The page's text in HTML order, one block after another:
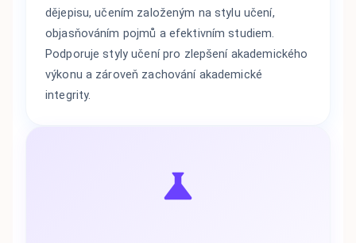
dějepisu, učením založeným na stylu učení,
objasňováním pojmů a efektivním studiem.
Podporuje styly učení pro zlepšení akademického
výkonu a zároveň zachování akademické
integrity.